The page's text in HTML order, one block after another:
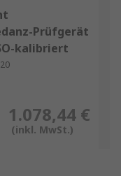
Prüfgerät
kalibriert
1.078,44 €
(inkl. MwSt.)